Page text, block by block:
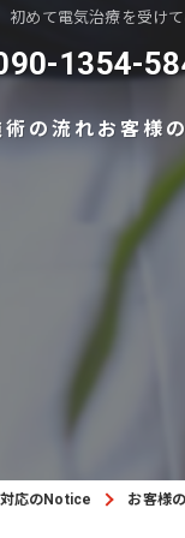
初めて電気治療を受け
1354-
術の流れ お客様
応のNotice お客様